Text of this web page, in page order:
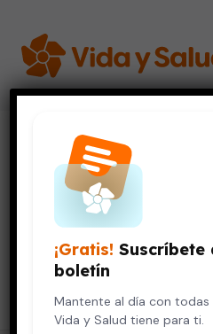
Vida Saludable
Artículos y
sobre Vida
Página 131
¡Gratis! Suscríbete
boletín
Mantente al día con todas
Vida y Salud tiene para ti.